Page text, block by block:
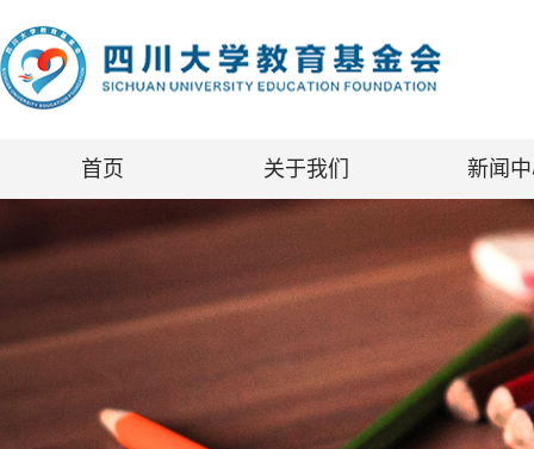
首页 关于我们 新闻